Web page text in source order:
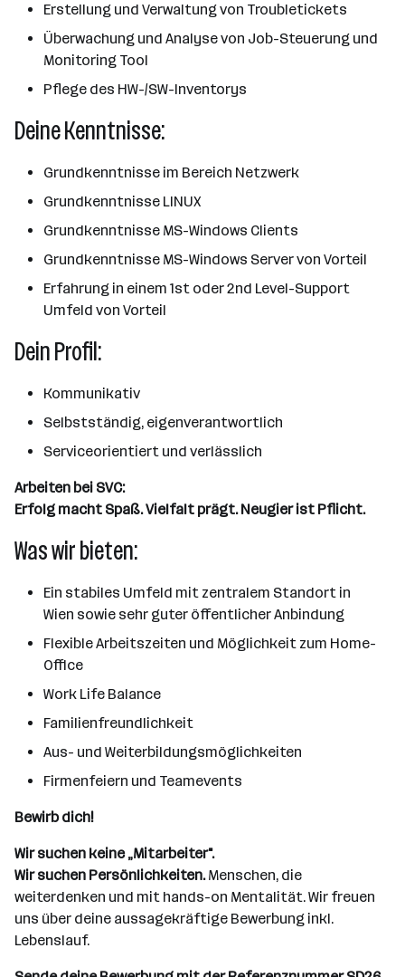
Erstellung und Verwaltung von Troubletickets
Überwachung und Analyse von Job-Steuerung und
Monitoring Tool
Pflege des HW-/SW-Inventorys
Deine Kenntnisse:
Grundkenntnisse im Bereich Netzwerk
Grundkenntnisse LINUX
Grundkenntnisse MS-Windows Clients
Grundkenntnisse MS-Windows Server von Vorteil
Erfahrung in einem 1st oder 2nd Level-Support
Umfeld von Vorteil
Dein Profil:
Kommunikativ
Selbstständig, eigenverantwortlich
Serviceorientiert und verlässlich
Arbeiten bei SVC:
Erfolg macht Spaß. Vielfalt prägt. Neugier ist Pflicht.
Was wir bieten:
Ein stabiles Umfeld mit zentralem Standort in
Wien sowie sehr guter öffentlicher Anbindung
Flexible Arbeitszeiten und Möglichkeit zum Home-
Office
Work Life Balance
Familienfreundlichkeit
Aus- und Weiterbildungsmöglichkeiten
Firmenfeiern und Teamevents
Bewirb dich!
Wir suchen keine „Mitarbeiter".
Wir suchen Persönlichkeiten.Menschen, die
weiterdenken und mit hands-on Mentalität. Wir freuen
uns über deine aussagekräftige Bewerbung inkl.
Lebenslauf.